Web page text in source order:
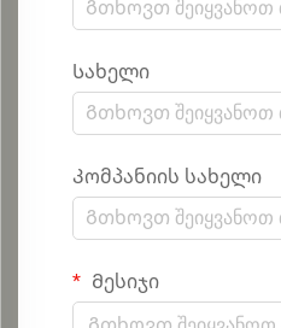
Სახელი
Კომპანიის სახელი
Მესიჯი